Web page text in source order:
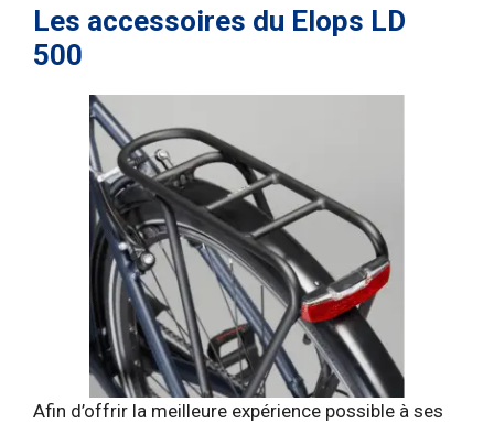
Les accessoires du Elops LD
500
Afin d’offrir la meilleure expérience possible à ses